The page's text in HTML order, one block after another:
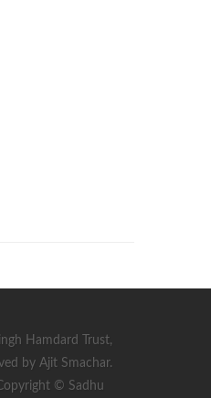
Hamdard Trust,
by Ajit Smachar.
© Sadhu